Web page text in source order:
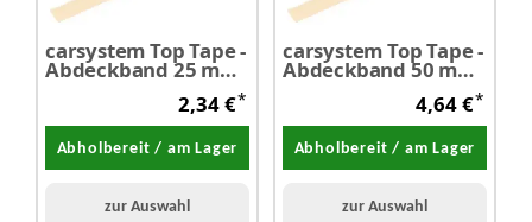
carsystem Top Tape -
Abdeckband 25 mm
2,34 €*
Abholbereit / am Lager
zur Auswahl
carsystem Top Tape -
Abdeckband 50 mm
4,64 €*
Abholbereit / am Lager
zur Auswahl